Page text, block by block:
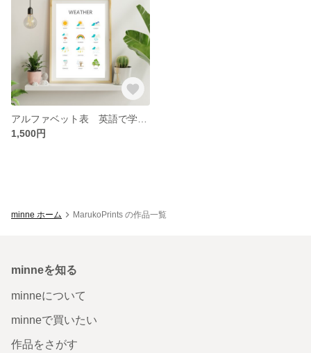
1,500円
minne ホーム MarukoPrints の作品一覧
minneを知る
minneについて
minneで買いたい
作品をさがす